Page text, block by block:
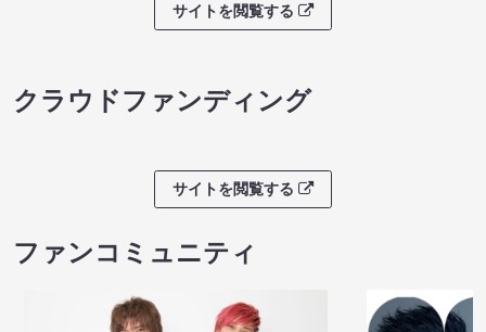
サイトを閲覧する
クラウドファンディング
サイトを閲覧する
ファンコミュニティ